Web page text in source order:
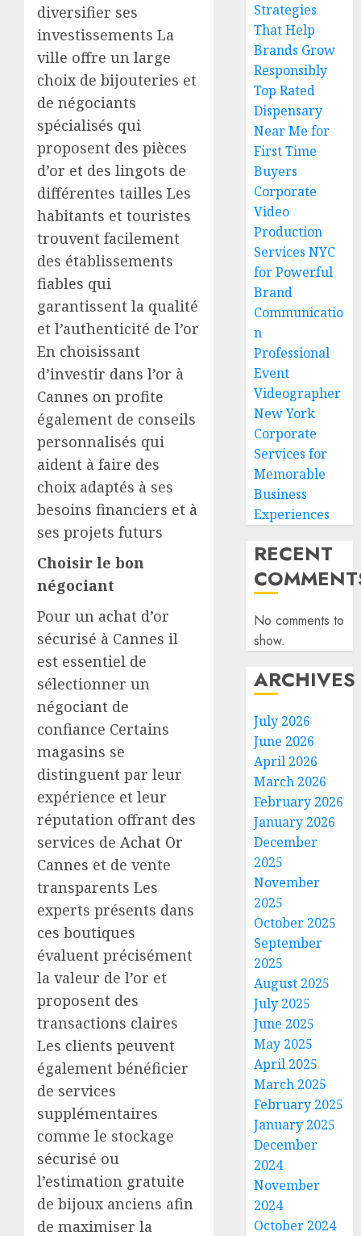
diversifier ses
investissements La
ville offre un large
choix de bijouteries et
de négociants
spécialisés qui
proposent des pièces
d’or et des lingots de
différentes tailles Les
habitants et touristes
trouvent facilement
des établissements
fiables qui
garantissent la qualité
et l’authenticité de l’or
En choisissant
d’investir dans l’or à
Cannes on profite
également de conseils
personnalisés qui
aident à faire des
choix adaptés à ses
besoins financiers et à
ses projets futurs
Choisir le bon
négociant
Pour un achat d’or
sécurisé à Cannes il
est essentiel de
sélectionner un
négociant de
confiance Certains
magasins se
distinguent par leur
expérience et leur
réputation offrant des
services de Achat Or
Cannes et de vente
transparents Les
experts présents dans
ces boutiques
évaluent précisément
la valeur de l’or et
proposent des
transactions claires
Les clients peuvent
également bénéficier
de services
supplémentaires
comme le stockage
sécurisé ou
l’estimation gratuite
de bijoux anciens afin
de maximiser la
Strategies
That Help
Brands Grow
Responsibly
Top Rated
Dispensary
Near Me for
First Time
Buyers
Corporate
Video
Production
Services NYC
for Powerful
Brand
Communicatio
n
Professional
Event
Videographer
New York
Corporate
Services for
Memorable
Business
Experiences
RECENT
No comments to
show.
ARCHIVES
July 2026
June 2026
April 2026
March 2026
February 2026
January 2026
December
2025
November
2025
October 2025
September
2025
August 2025
July 2025
June 2025
May 2025
April 2025
March 2025
February 2025
January 2025
December
2024
November
2024
October 2024